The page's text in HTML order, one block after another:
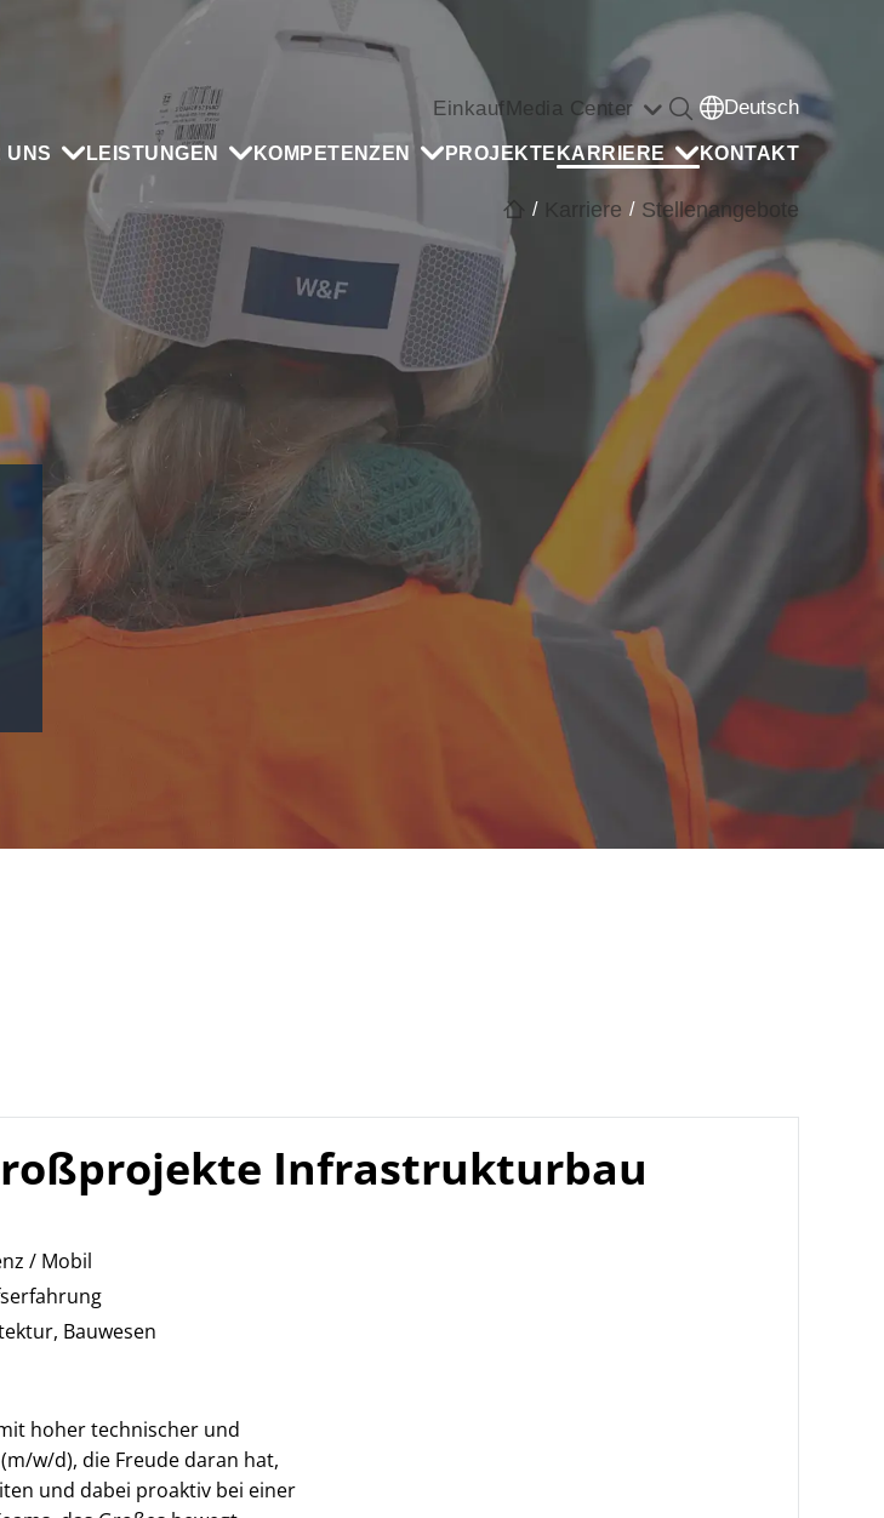
UNS LEISTUNGEN KOMPETENZEN PROJEKTE KARRIERE KONTAKT
Einkauf Media Center Deutsch
/ Karriere / Stellenangebote
Infrastrukturbau
/ Mobil
Bauwesen
hoher technischer und
w/d), die Freude daran hat,
und dabei proaktiv bei einer